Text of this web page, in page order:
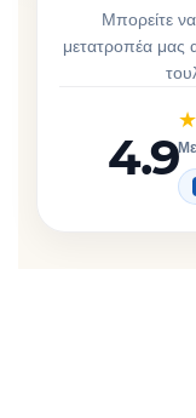
Μπορείτε
μετατροπέα
4.9